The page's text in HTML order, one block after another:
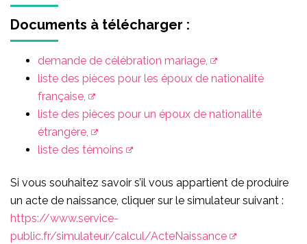
Documents à télécharger :
demande de célébration mariage,
liste des pièces pour les époux de nationalité
française,
liste des pièces pour un époux de nationalité
étrangère,
liste des témoins
Si vous souhaitez savoir s’il vous appartient de produire
un acte de naissance, cliquer sur le simulateur suivant :
https://www.service-
public.fr/simulateur/calcul/ActeNaissance